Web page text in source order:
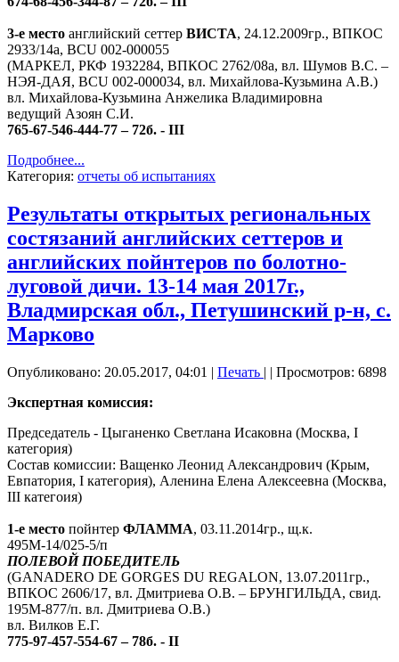
3-е место английский сеттер ВИСТА, 24.12.2009гр., ВПКОС
2933/14а, BCU 002-000055
(МАРКЕЛ, РКФ 1932284, ВПКОС 2762/08а, вл. Шумов В.С. –
НЭЯ-ДАЯ, BCU 002-000034, вл. Михайлова-Кузьмина А.В.)
вл. Михайлова-Кузьмина Анжелика Владимировна
ведущий Азоян С.И.
765-67-546-444-77 – 72б. - III
Подробнее...
Категория: отчеты об испытаниях
Результаты открытых региональных
состязаний английских сеттеров и
английских пойнтеров по болотно-
луговой дичи. 13-14 мая 2017г.,
Владмирская обл., Петушинский р-н, с.
Марково
Опубликовано: 20.05.2017, 04:01 | Печать | | Просмотров: 6898
Экспертная комиссия:
Председатель - Цыганенко Светлана Исаковна (Москва, I
категория)
Состав комиссии: Ващенко Леонид Александрович (Крым,
Евпатория, I категория), Аленина Елена Алексеевна (Москва,
III категоия)
1-е место пойнтер ФЛАММА, 03.11.2014гр., щ.к.
495М-14/025-5/п
ПОЛЕВОЙ ПОБЕДИТЕЛЬ
(GANADERO DE GORGES DU REGALON, 13.07.2011гр.,
ВПКОС 2606/17, вл. Дмитриева О.В. – БРУНГИЛЬДА, свид.
195М-877/п. вл. Дмитриева О.В.)
вл. Вилков Е.Г.
775-97-457-554-67 – 78б. - II